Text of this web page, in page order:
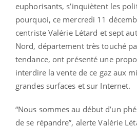
euphorisants, s’inquiètent les
pourquoi, ce mercredi 11
centriste Valérie Létard et sept
Nord, département très touché
tendance, ont présenté une
interdire la vente de ce gaz aux
grandes surfaces et sur Internet.
“Nous sommes au début d’un
de se répandre”, alerte Valérie